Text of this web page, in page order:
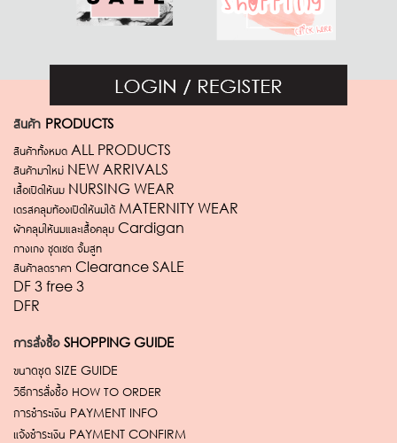
สินค้า PRODUCTS
สินค้าทั้งหมด ALL PRODUCTS
สินค้ามาใหม่ NEW ARRIVALS
เสื้อเปิดให้นม NURSING WEAR
เดรสคลุมท้องเปิดให้นมได้ MATERNITY WEAR
ผ้าคลุมให้นมและเสื้อคลุม Cardigan
กางเกง ชุดเซต จั้มสูท
สินค้าลดราคา Clearance SALE
DF 3 free 3
DFR
การสั่งซื้อ SHOPPING GUIDE
ขนาดชุด SIZE GUIDE
วิธีการสั่งซื้อ HOW TO ORDER
การชำระเงิน PAYMENT INFO
แจ้งชำระเงิน PAYMENT CONFIRM